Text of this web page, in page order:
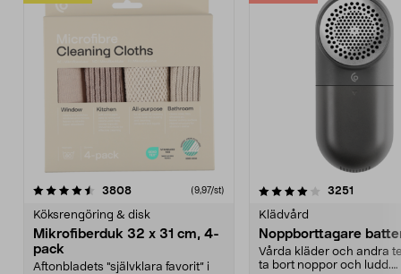
3808recensioner (9,97/st)
Köksrengöring & disk
Mikrofiberduk 32 x 31 cm, 4-
pack
Aftonbladets "självklara favorit” i
4.0av 5 stjärnor 3251
Klädvård
Noppborttagare
Vårda kläder och andra
ta bort noppor och ludd.
4.5av 5 stjärnor